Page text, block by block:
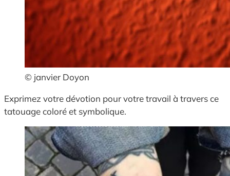
© janvier Doyon
Exprimez votre dévotion pour votre travail à travers ce
tatouage coloré et symbolique.